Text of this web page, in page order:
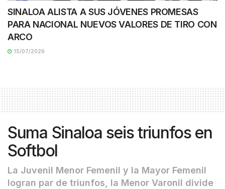
SINALOA ALISTA A SUS JÓVENES PROMESAS
PARA NACIONAL NUEVOS VALORES DE TIRO CON
ARCO
15/07/2026
Suma Sinaloa seis triunfos en
Softbol
La Juvenil Menor Femenil y la Mayor Femenil
logran par de triunfos, la Menor Varonil divide